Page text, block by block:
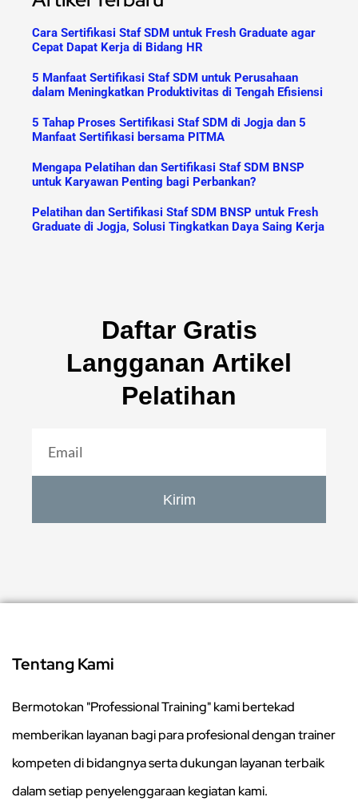
Cara Sertifikasi Staf SDM untuk Fresh Graduate agar
Cepat Dapat Kerja di Bidang HR
5 Manfaat Sertifikasi Staf SDM untuk Perusahaan
dalam Meningkatkan Produktivitas di Tengah Efisiensi
5 Tahap Proses Sertifikasi Staf SDM di Jogja dan 5
Manfaat Sertifikasi bersama PITMA
Mengapa Pelatihan dan Sertifikasi Staf SDM BNSP
untuk Karyawan Penting bagi Perbankan?
Pelatihan dan Sertifikasi Staf SDM BNSP untuk Fresh
Graduate di Jogja, Solusi Tingkatkan Daya Saing Kerja
Daftar Gratis
Langganan Artikel
Pelatihan
Kirim
Tentang Kami
Bermotokan "Professional Training" kami bertekad
memberikan layanan bagi para profesional dengan trainer
kompeten di bidangnya serta dukungan layanan terbaik
dalam setiap penyelenggaraan kegiatan kami.